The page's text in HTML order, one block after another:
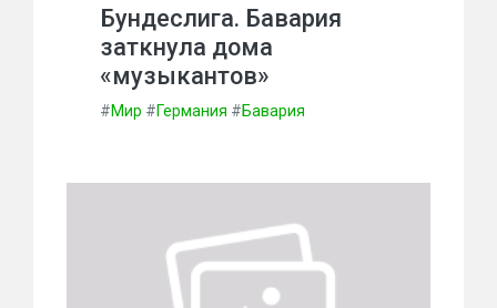
Бундеслига. Бавария
заткнула дома
«музыкантов»
#Мир #Германия #Бавария